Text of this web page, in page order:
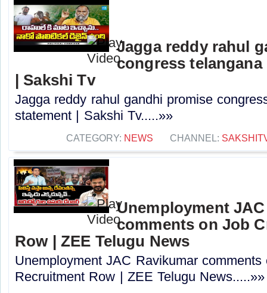
Jagga reddy rahul
congress
| Sakshi Tv
Jagga reddy rahul gandhi promise
statement | Sakshi Tv.....»»
CATEGORY: NEWS CHANNEL:
Unemployment
comments on Job
Row | ZEE Telugu News
Unemployment JAC Ravikumar
Recruitment Row | ZEE Telugu News.....»»